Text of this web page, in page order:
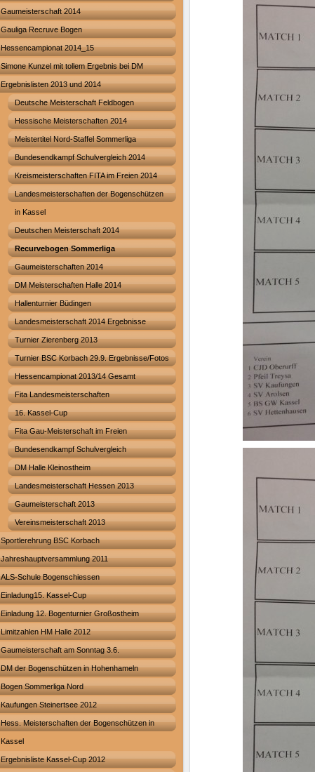
Gaumeisterschaft 2014
Gauliga Recruve Bogen
Hessencampionat 2014_15
Simone Kunzel mit tollem Ergebnis bei DM
Ergebnislisten 2013 und 2014
Deutsche Meisterschaft Feldbogen
Hessische Meisterschaften 2014
Meistertitel Nord-Staffel Sommerliga
Bundesendkampf Schulvergleich 2014
Kreismeisterschaften FITA im Freien 2014
Landesmeisterschaften der Bogenschützen
in Kassel
Deutschen Meisterschaft 2014
Recurvebogen Sommerliga
Gaumeisterschaften 2014
DM Meisterschaften Halle 2014
Hallenturnier Büdingen
Landesmeisterschaft 2014 Ergebnisse
Turnier Zierenberg 2013
Turnier BSC Korbach 29.9. Ergebnisse/Fotos
Hessencampionat 2013/14 Gesamt
Fita Landesmeisterschaften
16. Kassel-Cup
Fita Gau-Meisterschaft im Freien
Bundesendkampf Schulvergleich
DM Halle Kleinostheim
Landesmeisterschaft Hessen 2013
Gaumeisterschaft 2013
Vereinsmeisterschaft 2013
Sportlerehrung BSC Korbach
Jahreshauptversammlung 2011
ALS-Schule Bogenschiessen
Einladung15. Kassel-Cup
Einladung 12. Bogenturnier Großostheim
Limitzahlen HM Halle 2012
Gaumeisterschaft am Sonntag 3.6.
DM der Bogenschützen in Hohenhameln
Bogen Sommerliga Nord
Kaufungen Steinertsee 2012
Hess. Meisterschaften der Bogenschützen in
Kassel
Ergebnisliste Kassel-Cup 2012